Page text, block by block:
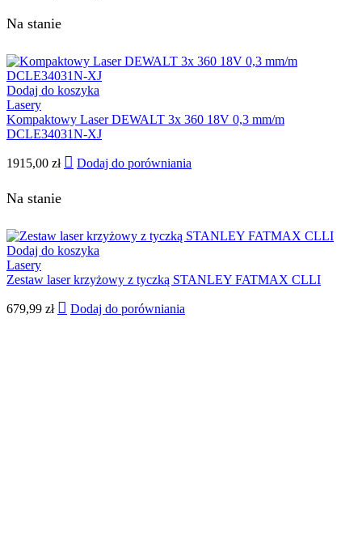
Na stanie
Dodaj do koszyka
Lasery
Kompaktowy Laser DEWALT 3x 360 18V 0,3 mm/m
DCLE34031N-XJ
1915,00 zł Dodaj do porówniania
Na stanie
Dodaj do koszyka
Lasery
Zestaw laser krzyżowy z tyczką STANLEY FATMAX CLLI
679,99 zł Dodaj do porówniania